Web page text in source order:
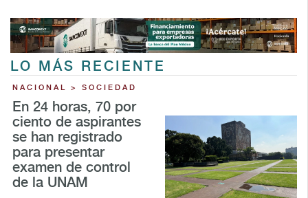
LO MÁS RECIENTE
NACIONAL > SOCIEDAD
En 24 horas, 70 por
ciento de aspirantes
se han registrado
para presentar
examen de control
de la UNAM